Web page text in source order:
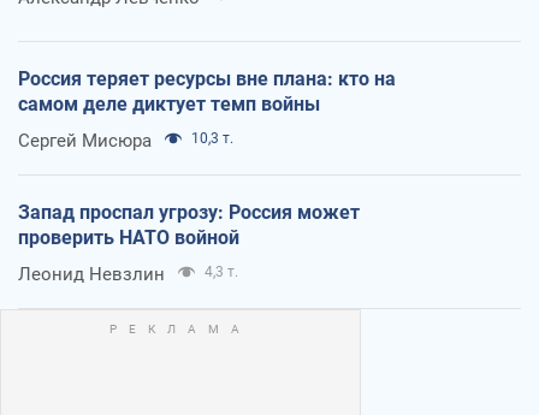
Россия теряет ресурсы вне плана: кто на
самом деле диктует темп войны
Сергей Мисюра 10,3 т.
Запад проспал угрозу: Россия может
проверить НАТО войной
Леонид Невзлин 4,3 т.